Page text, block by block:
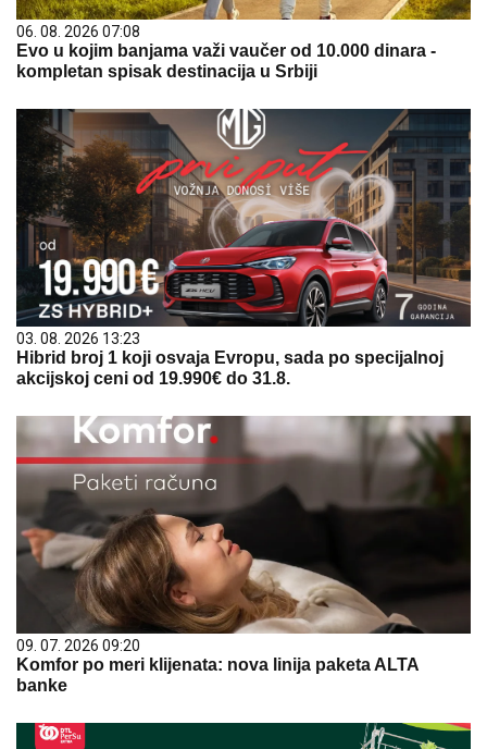
06. 08. 2026 07:08
Evo u kojim banjama važi vaučer od 10.000 dinara -
kompletan spisak destinacija u Srbiji
03. 08. 2026 13:23
Hibrid broj 1 koji osvaja Evropu, sada po specijalnoj
akcijskoj ceni od 19.990€ do 31.8.
09. 07. 2026 09:20
Komfor po meri klijenata: nova linija paketa ALTA
banke